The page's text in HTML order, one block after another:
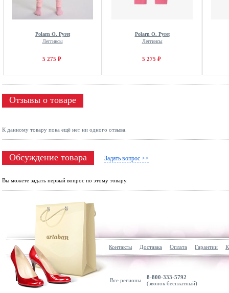
Polarn O. Pyret
Леггинсы
5 275 ₽
Polarn O. Pyret
Леггинсы
5 275 ₽
Отзывы о товаре
К данному товару пока ещё нет ни одного отзыва.
Обсуждение товара Задать вопрос >>
Вы можете задать первый вопрос по этому товару.
Контакты Доставка Оплата Гарантии
Все регионы
8-800-333-5792
(звонок бесплатный)